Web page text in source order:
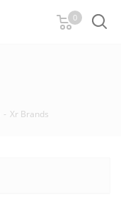
0
- Xr Brands